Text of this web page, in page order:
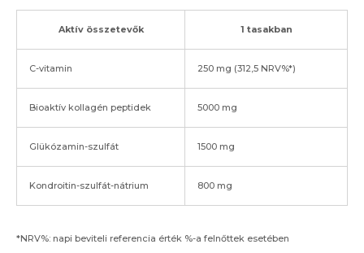
Aktív összetevők 1 tasakban
C-vitamin 250 mg (312,5 NRV%*)
Bioaktív kollagén peptidek 5000 mg
Glükózamin-szulfát 1500 mg
Kondroitin-szulfát-nátrium 800 mg
*NRV%: napi beviteli referencia érték %-a felnőttek esetében